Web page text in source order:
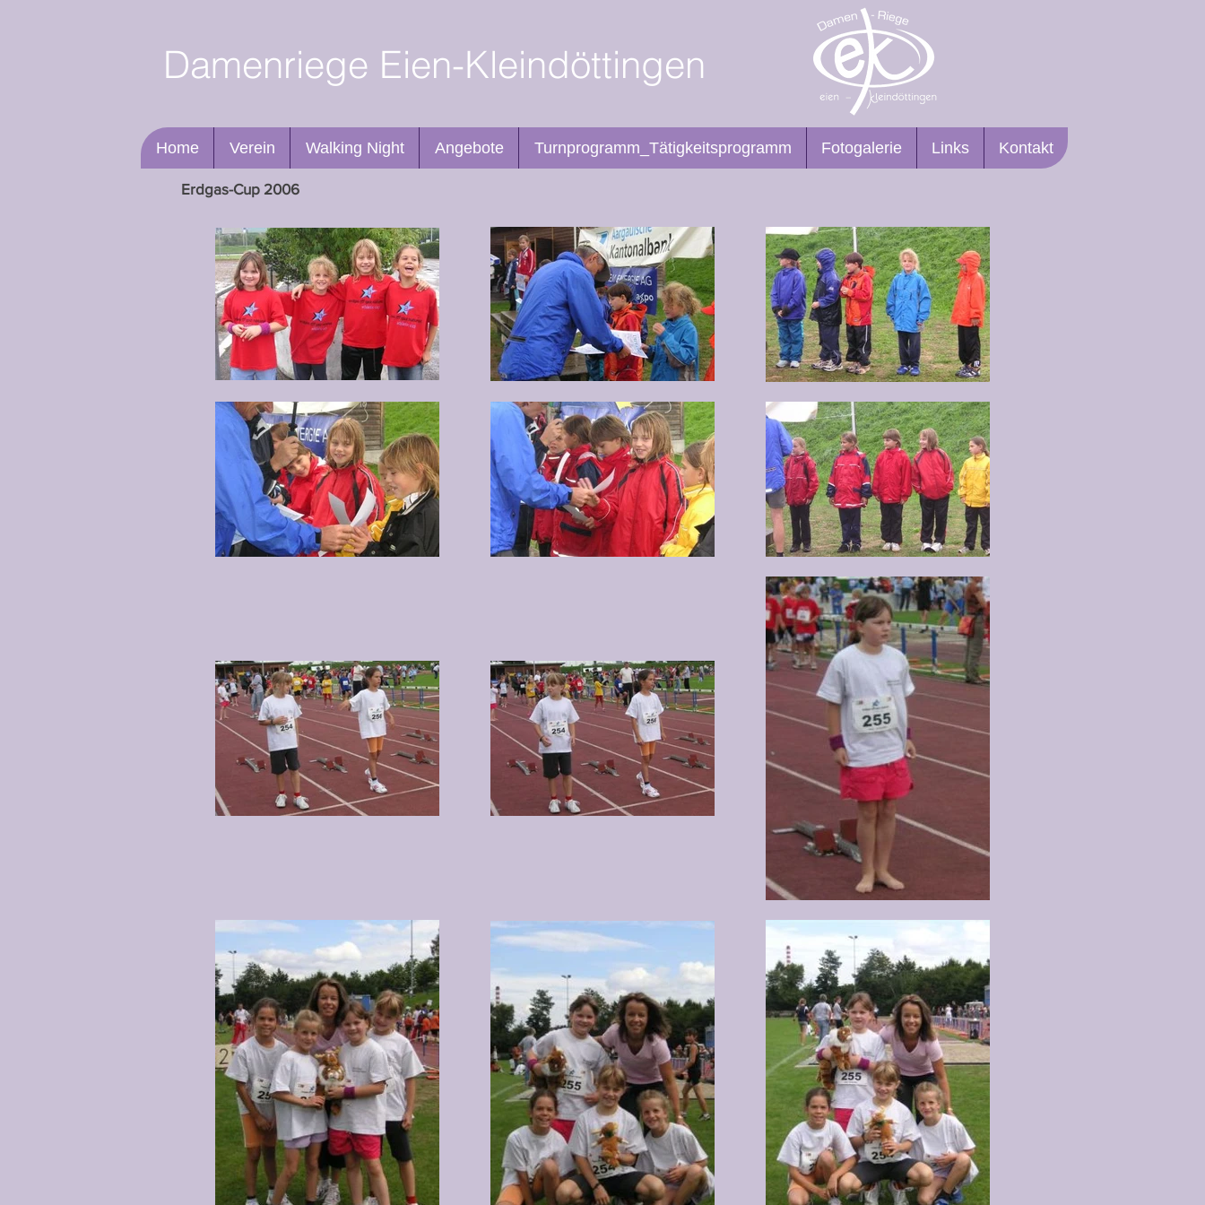
Damenriege Eien-Kleindöttingen
Erdgas-Cup 2006
Home Verein Walking Night Angebote Turnprogramm_Tätigkeitsprogramm Fotogalerie Links Kontakt